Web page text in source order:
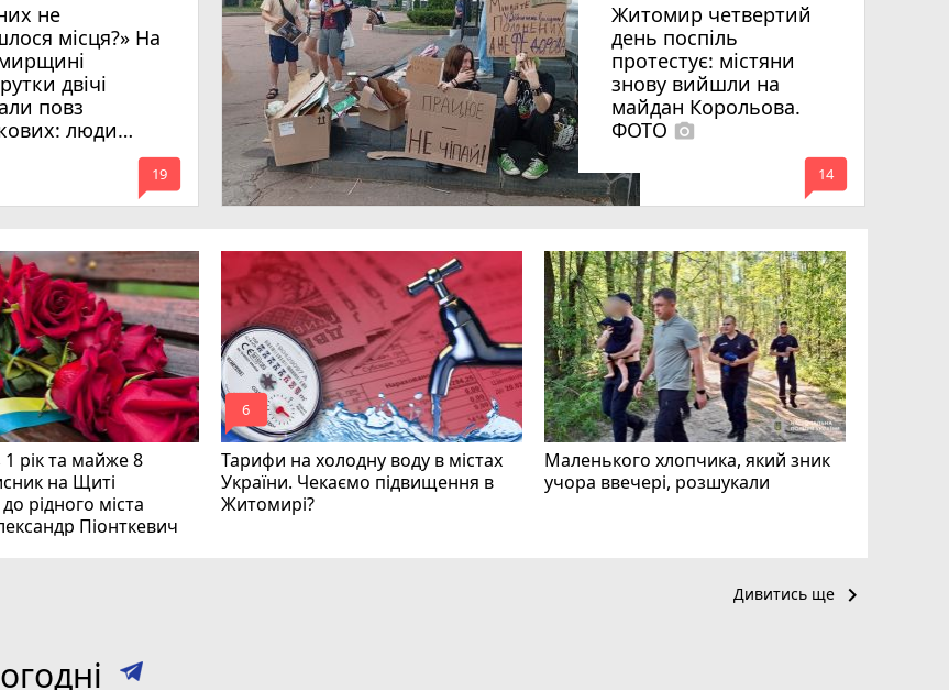
не
місця?» На
двічі
повз
люди
покаратиmode_comment
19
Житомир четвертий
день поспіль
протестує: містяни
знову вийшли на
майдан Корольова.
ФОТО photo_camera
mode_comment
14
рік та майже 8
на Щиті
рідного міста
Піонткевич
Тарифи на холодну воду в містах
України. Чекаємо підвищення в
Житомирі?
mode_comment
6
Маленького хлопчика, який зник
учора ввечері, розшукали
Дивитись ще keyboard_arrow_right